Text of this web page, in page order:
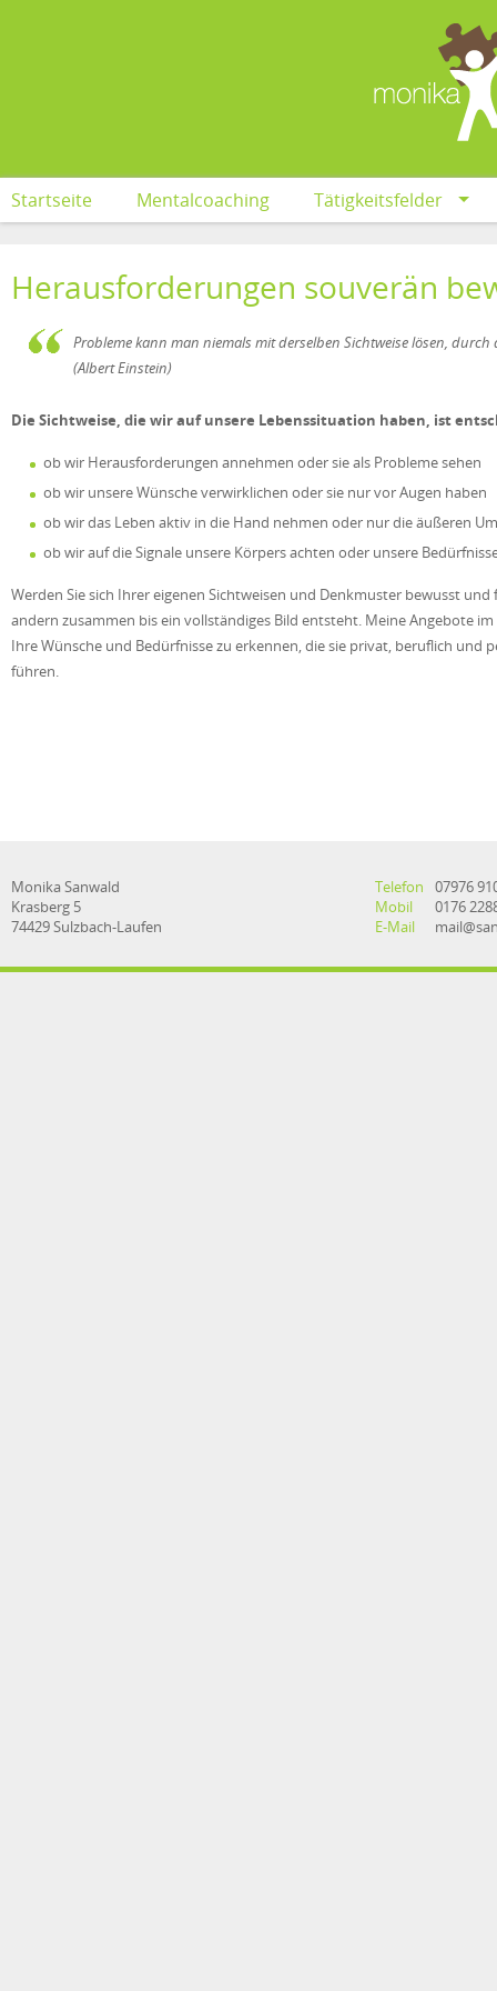
Startseite Mentalcoaching Tätigkeitsfelder
Herausforderungen souverän
Probleme kann man niemals mit derselben Sichtweise lösen,
(Albert Einstein)
Die Sichtweise, die wir auf unsere Lebenssituation haben, ist
ob wir Herausforderungen annehmen oder sie als Probleme sehen
ob wir unsere Wünsche verwirklichen oder sie nur vor Augen haben
ob wir das Leben aktiv in die Hand nehmen oder nur die äußeren
ob wir auf die Signale unsere Körpers achten oder unsere
Werden Sie sich Ihrer eigenen Sichtweisen und Denkmuster bewusst und
andern zusammen bis ein vollständiges Bild entsteht. Meine Angebote
Ihre Wünsche und Bedürfnisse zu erkennen, die sie privat, beruflich und
führen.
Monika Sanwald
Krasberg 5
74429 Sulzbach-Laufen
Telefon
07976
Mobil
0176
E-Mail